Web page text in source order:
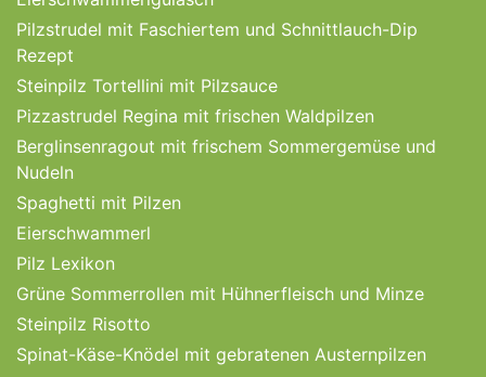
Pilzstrudel mit Faschiertem und Schnittlauch-Dip
Rezept
Steinpilz Tortellini mit Pilzsauce
Pizzastrudel Regina mit frischen Waldpilzen
Berglinsenragout mit frischem Sommergemüse und
Nudeln
Spaghetti mit Pilzen
Eierschwammerl
Pilz Lexikon
Grüne Sommerrollen mit Hühnerfleisch und Minze
Steinpilz Risotto
Spinat-Käse-Knödel mit gebratenen Austernpilzen